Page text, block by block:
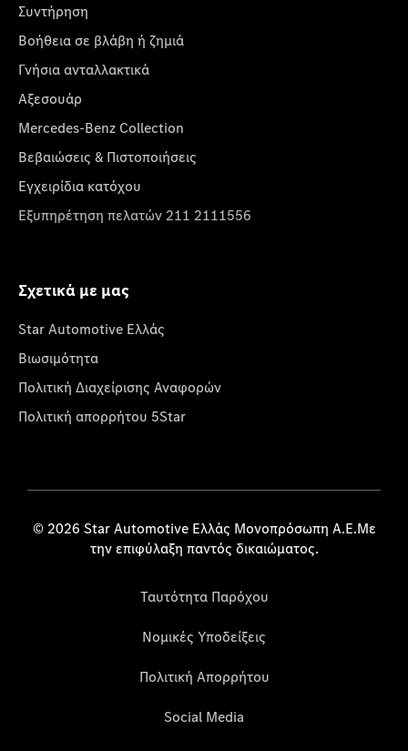
Συντήρηση
Βοήθεια σε βλάβη ή ζημιά
Γνήσια ανταλλακτικά
Αξεσουάρ
Mercedes-Benz Collection
Βεβαιώσεις & Πιστοποιήσεις
Εγχειρίδια κατόχου
Εξυπηρέτηση πελατών 211 2111556
Σχετικά με μας
Star Automotive Ελλάς
Βιωσιμότητα
Πολιτική Διαχείρισης Αναφορών
Πολιτική απορρήτου 5Star
© 2026 Star Automotive Ελλάς Μονοπρόσωπη Α.Ε.Με
την επιφύλαξη παντός δικαιώματος.
Ταυτότητα Παρόχου
Νομικές Υποδείξεις
Πολιτική Απορρήτου
Social Media